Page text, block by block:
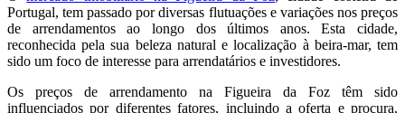
Portugal, tem passado por diversas flutuações e variações nos preços
de arrendamentos ao longo dos últimos anos. Esta cidade,
reconhecida pela sua beleza natural e localização à beira-mar, tem
sido um foco de interesse para arrendatários e investidores.
Os preços de arrendamento na Figueira da Foz têm sido
influenciados por diferentes fatores, incluindo a oferta e procura,